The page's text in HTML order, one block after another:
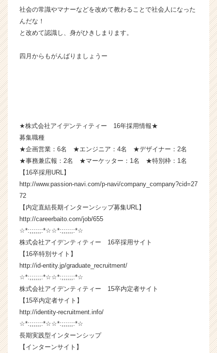
チ
成
企
ト
届
く
ト
チ
ア
キ
（C
h
e
r
C
社会の常識やマナーなどを改めて教わることで社会人になった
んだな！
と改めて認識し、身がひきしまります。
四月からもがんばりましょうー
★株式会社アイデンティティー 16年採用情報★
募集職種
★企画営業：6名 ★エンジニア：4名 ★デザイナー：2名
★事務兼広報：2名 ★マーケッター：1名 ★特別枠：1名
【16卒採用URL】
http://www.passion-navi.com/p-navi/company_company?cid=27
72
【内定直結長期インターンシップ募集URL】
http://careerbaito.com/job/655
☆*:;;;;;;:*☆☆*:;;;;;;:*☆
株式会社アイデンティティー 16卒採用サイト
【16卒特別サイト】
http://id-entity.jp/graduate_recruitment/
☆*:;;;;;;:*☆☆*:;;;;;;:*☆
株式会社アイデンティティー 15卒内定者サイト
【15卒内定者サイト】
http://identity-recruitment.info/
☆*:;;;;;;:*☆☆*:;;;;;;:*☆
長期実践型インターンシップ
【インターンサイト】